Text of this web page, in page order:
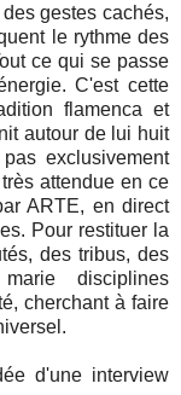
gestes cachés,
le rythme des
ce qui se passe
C'est cette
flamenca et
autour de lui huit
exclusivement
attendue en ce
ARTE, en direct
Pour restituer la
des tribus, des
disciplines
cherchant à faire
d'une interview